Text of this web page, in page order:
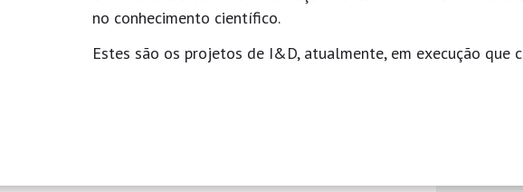
no conhecimento científico.
Estes são os projetos de I&D, atualmente, em execução que